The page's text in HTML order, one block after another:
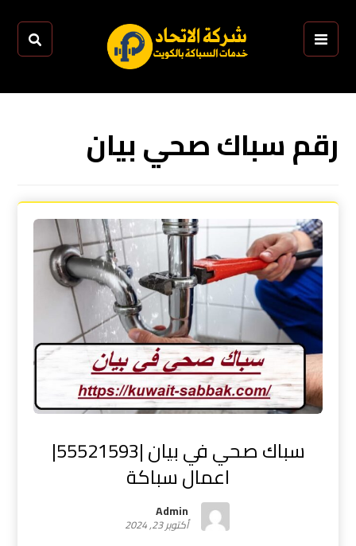
رقم سباك صحي بيان
سباك صحي في بيان |55521593|
اعمال سباكة
Admin
أكتوبر 23, 2024